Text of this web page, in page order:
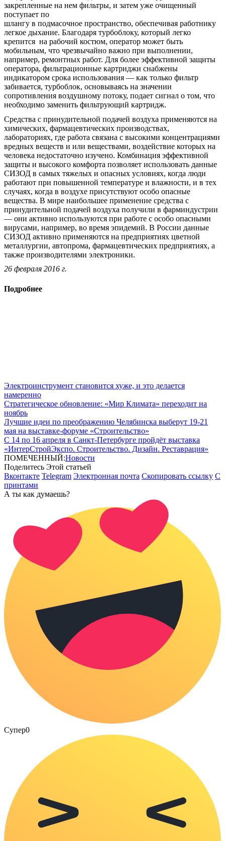
закрепленные на нем фильтры, и затем уже очищенный
поступает по
шлангу в подмасочное пространство, обеспечивая работнику
легкое дыхание. Благодаря турбоблоку, который легко
крепится на рабочий костюм, оператор может быть
мобильным, что чрезвычайно важно при выполнении,
например, ремонтных работ. Для более эффективной защиты
оператора, фильтрационные картриджи снабжены
индикатором срока использования — как только фильтр
забивается, турбоблок, основываясь на значении
сопротивления воздушному потоку, подает сигнал о том, что
необходимо заменить фильтрующий картридж.
Средства с принудительной подачей воздуха применяются на
химических, фармацевтических производствах,
лабораториях, где работа связана с высокими концентрациями
вредных веществ и или веществами, воздействие которых на
человека недостаточно изучено. Комбинация эффективной
защиты и высокого комфорта позволяет использовать данные
СИЗОД в самых тяжелых и опасных условиях, когда люди
работают при повышенной температуре и влажности, и в тех
случаях, когда в воздухе присутствуют особо опасные
вещества. В мире наибольшее применение средства с
принудительной подачей воздуха получили в фарминдустрии
— они активно используются при работе с особо опасными
вирусами, например, во время эпидемий. В России данные
СИЗОД активно применяются на предприятиях цветной
металлургии, автопрома, фармацевтических предприятиях, а
также производителями электроники.
26 февраля 2016 г.
Подробнее
Электроинструмент становится хуже, и это делается
намеренно
Стратегическое обновление: «Мир Климата» переходит на
ноябрь
Лучшие идеи по преображению Челябинска выберут 19-21
мая на выставке-форуме «Строительство»
С 14 по 16 апреля в Санкт-Петербурге пройдёт выставка
«ИнтерСтройЭкспо. Строительство. Дизайн. Реставрация»
ПОМЕЧЕННЫЙ:Новости
Поделитесь Этой статьей
Вконтакте Telegram Электронная почта Скопировать ссылку С
принтами
А ты как думаешь?
Супер0